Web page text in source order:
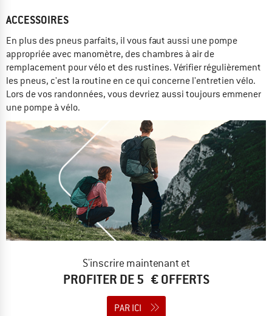
ACCESSOIRES
En plus des pneus parfaits, il vous faut aussi une pompe
appropriée avec manomètre, des chambres à air de
remplacement pour vélo et des rustines. Vérifier régulièrement
les pneus, c'est la routine en ce qui concerne l'entretien vélo.
Lors de vos randonnées, vous devriez aussi toujours emmener
une pompe à vélo.
S'inscrire maintenant et
PROFITER DE 5 € OFFERTS
PAR ICI